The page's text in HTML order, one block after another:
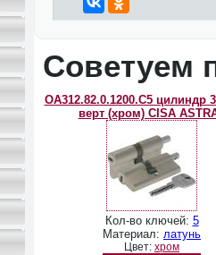
Советуем
OA312.82.0.1200.C5 цилиндр
верт (хром) CISA
Кол-во ключей: 5
Материал: латунь
Цвет: хром